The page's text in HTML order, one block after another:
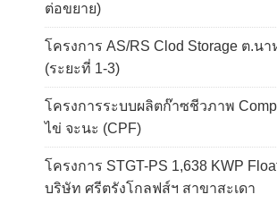
ต่อขยาย)
โครงการ AS/RS Clod Storage ต.น
(ระยะที่ 1-3)
โครงการระบบผลิตก๊าซชีวภาพ
ไข่ จะนะ (CPF)
โครงการ STGT-PS 1,638 KWP
บริษัท ศรีตรังโกลฟส์ฯ สาขาสะเดา